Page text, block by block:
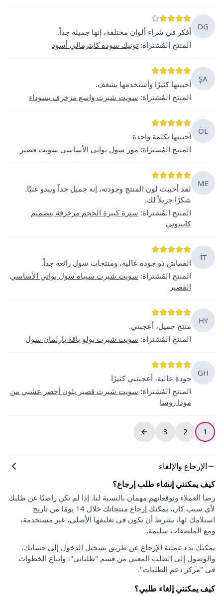
DG
أفكر في شراء ألوان مختلفة، إنها جميلة جداً.
المنتج المُشتراة: تونيك سوده كابترمالي أسود
ŞA
أحببتها كثيرًا وأستخدمها بشغف.
المنتج المُشتراة: سويت شيرت واسع مزخرف بسوداء
ÖL
أحببتها بكلمة واحدة
المنتج المُشتراة: مور سول بواني الأساسي سويت قصير
ME
لقد أحببت لون المنتج وجودته، إنه جميل جداً ويبدو غنيًا.
شكرًا جزيلاً لك.
المنتج المُشتراة: سترة كبيرة الحجم مزخرفة بتصميم
كابيتوني
İT
القماش ذو جودة عالية، ومنتجات سول رائعة جداً.
المنتج المُشتراة: سويت شيرت سيياه سول بواني الأساسي
القصير
HY
منتج جميل، أعجبني.
المنتج المُشتراة: سويت شيرت بولو ياقة بارلمان سول
GH
جودة عالية، أعجبتني كثيرًا
المنتج المُشتراة: سويت شيرت قصير بلون أخضر عشبي من
مودا روسا
1
2
3
الإرجاع والإلغاء
كيف يمكنني إنشاء طلب إرجاع؟
رضا العملاء وتوقعاتهم مهمان بالنسبة لنا. إذا لم تكن راضيًا عن طلبك
لأي سبب كان، يمكنك إرجاع منتجاتك خلال 14 يومًا من تاريخ
استلامك لها، بشرط أن تكون في تغليفها الأصلي، غير مستخدمة،
ومع الملصقات سليمة.
يمكنك بدء عملية الإرجاع عن طريق تسجيل الدخول إلى حسابك،
والوصول إلى الطلب المعني من قسم "طلباتي"، واتباع الخطوات
في "مركز دعم الطلبات".
كيف يمكنني إلغاء طلبي؟